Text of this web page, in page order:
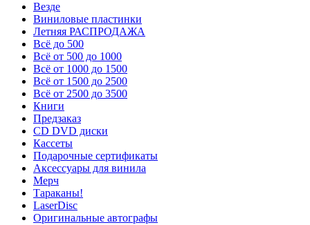
Везде
Виниловые пластинки
Летняя РАСПРОДАЖА
Всё до 500
Всё от 500 до 1000
Всё от 1000 до 1500
Всё от 1500 до 2500
Всё от 2500 до 3500
Книги
Предзаказ
CD DVD диски
Кассеты
Подарочные сертификаты
Аксессуары для винила
Мерч
Тараканы!
LaserDisc
Оригинальные автографы